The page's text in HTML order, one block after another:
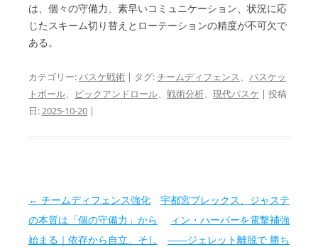
は、個々の守備力、素早いコミュニケーション、状況に応
じたスキーム切り替えとローテーションの精度が不可欠で
ある。
カテゴリー:バスケ戦術 | タグ:チームディフェンス、 バスケッ
トボール、 ピックアンドロール、 戦術分析、 現代バスケ | 投稿
日:2025-10-20 |
投稿ナビゲーション
← チームディフェンス強化
の本質は「個の守備力」から
始まる｜依存から自立、そし
宇都宮ブレックス、ジャステ
ィン・ハーパーを電撃補強
――ジェレット離脱で 勝ち